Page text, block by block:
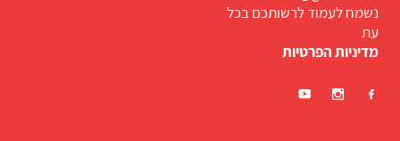
נשמח לעמוד לרשותכם בכל
עת
מדיניות הפרטיות